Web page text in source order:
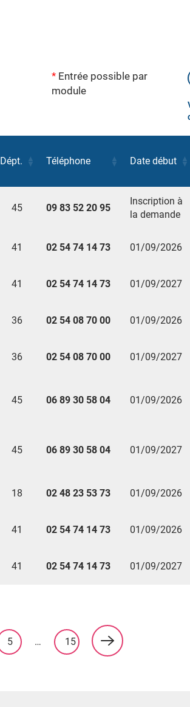
* Entrée possible par
module
Dépt. Téléphone Date début
45 09 83 52 20 95
Inscription à
la demande
41 02 54 74 14 73 01/09/2026
41 02 54 74 14 73 01/09/2027
36 02 54 08 70 00 01/09/2026
36 02 54 08 70 00 01/09/2027
45 06 89 30 58 04 01/09/2026
45 06 89 30 58 04 01/09/2027
18 02 48 23 53 73 01/09/2026
41 02 54 74 14 73 01/09/2026
41 02 54 74 14 73 01/09/2027
5 … 15